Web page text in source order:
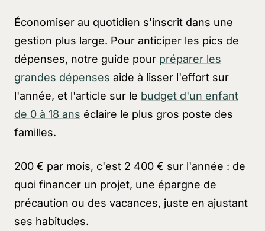
Économiser au quotidien s'inscrit dans une
gestion plus large. Pour anticiper les pics de
dépenses, notre guide pour préparer les
grandes dépenses aide à lisser l'effort sur
l'année, et l'article sur le budget d'un enfant
de 0 à 18 ans éclaire le plus gros poste des
familles.
200 € par mois, c'est 2 400 € sur l'année : de
quoi financer un projet, une épargne de
précaution ou des vacances, juste en ajustant
ses habitudes.